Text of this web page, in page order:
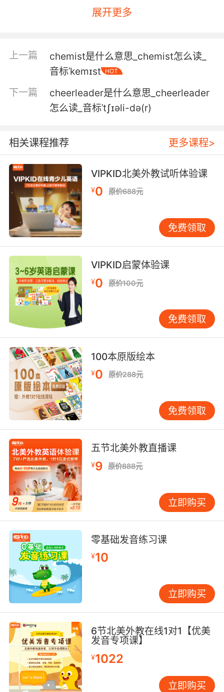
4. Must be the cheeseburgers in your sweat.
5. All you been through, you deserve a damn
cheeseburger.
你经受了那么多 当然可以吃一个芝士汉堡
我本可以吃那剩下的起司汉堡的
7. Damn it, I was hoping for a cheeseburger.
该死 我还想吃奶酪汉堡的
8. I made you your favorite cheeseburger
lasagna.
我做了你的最爱 芝士汉堡千层面
9. Yeah, I'll have a western bacon
cheeseburger.
对 我要一个西部培根起司堡
10. That was rough, 'cause I like
cheeseburgers.
那真是折磨 因为我爱死芝士汉堡
展开更多
上一篇
chemist是什么意思_chemist怎么读_
音标ˈkemɪst
HOT
下一篇
cheerleader是什么意思_cheerleader
怎么读_音标ˈtʃɪəli-də(r)
相关课程推荐 更多课程>
VIPKID北美外教试听体验课
¥0 原价688元
免费领取
VIPKID启蒙体验课
¥0 原价100元
免费领取
100本原版绘本
¥0 原价288元
免费领取
五节北美外教直播课
¥9 原价888元
立即购买
零基础发音练习课
¥10
立即购买
6节北美外教在线1对1【优美
发音专项课】
¥1022
立即购买